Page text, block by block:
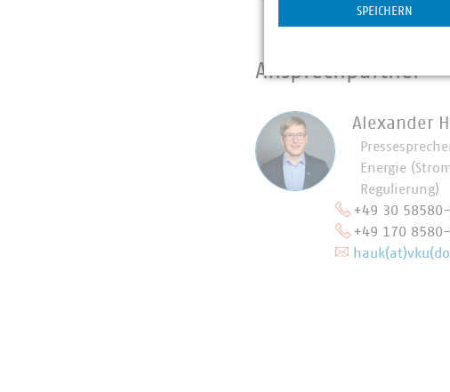
Ansprechpartner
Alexander
Energie
Regulierung)
+49 30
+49 170
SPEICHERN